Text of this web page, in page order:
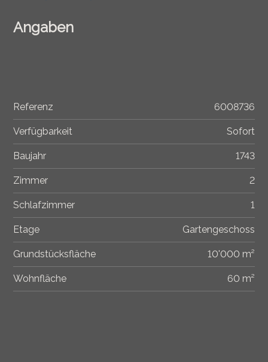
Angaben
Referenz 6008736
Verfügbarkeit Sofort
Baujahr 1743
Zimmer 2
Schlafzimmer 1
Etage Gartengeschoss
Grundstücksfläche 10'000 m²
Wohnfläche 60 m²